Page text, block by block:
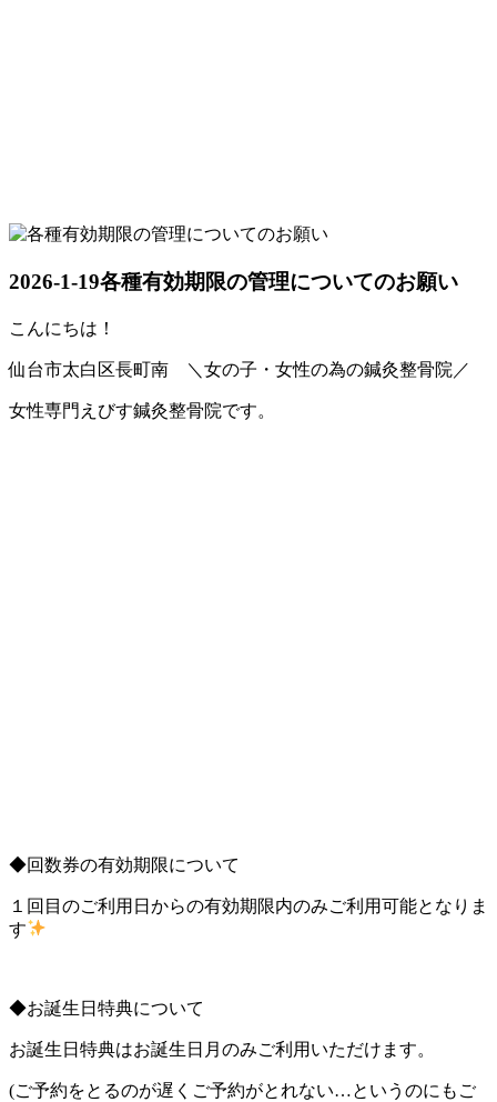
2026-1-19各種有効期限の管理についてのお願い
こんにちは！
仙台市太白区長町南 ＼女の子・女性の為の鍼灸整骨院／
女性専門えびす鍼灸整骨院です。
◆回数券の有効期限について
１回目のご利用日からの有効期限内のみご利用可能となりま
す
◆お誕生日特典について
お誕生日特典はお誕生日月のみご利用いただけます。
(ご予約をとるのが遅くご予約がとれない…というのにもご